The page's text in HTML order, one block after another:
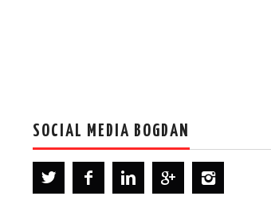
SOCIAL MEDIA BOGDAN